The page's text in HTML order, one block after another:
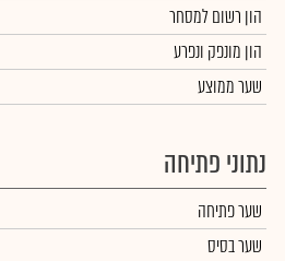
הון רשום למסחר
הון מונפק ונפרע
שער ממוצע
נתוני פתיחה
שער פתיחה
שער בסיס